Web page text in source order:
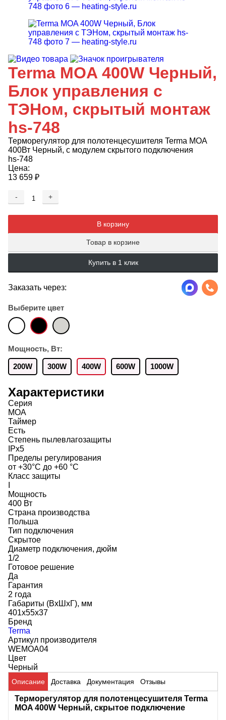
Terma MOA 400W Черный,
Блок управления с
ТЭНом, скрытый монтаж
hs-748
Терморегулятор для полотенцесушителя Terma MOA
400Вт Черный, с модулем скрытого подключения
hs-748
Цена:
13 659 ₽
-
+
В корзину
Товар в корзине
Купить в 1 клик
Заказать через:
Выберите цвет
Мощность, Вт:
200W 300W 400W 600W 1000W
Характеристики
Серия
MOA
Таймер
Есть
Степень пылевлагозащиты
IPx5
Пределы регулирования
от +30°C до +60 °C
Класс защиты
Мощность
400 Вт
Страна производства
Польша
Тип подключения
Скрытое
Диаметр подключения, дюйм
1/2
Готовое решение
Да
Гарантия
2 года
Габариты (ВхШхГ), мм
401x55x37
Бренд
Terma
Артикул производителя
WEMOA04
Цвет
Черный
Описание Доставка Документация Отзывы
Терморегулятор для полотенцесушителя Terma
MOA 400W Черный, скрытое подключение